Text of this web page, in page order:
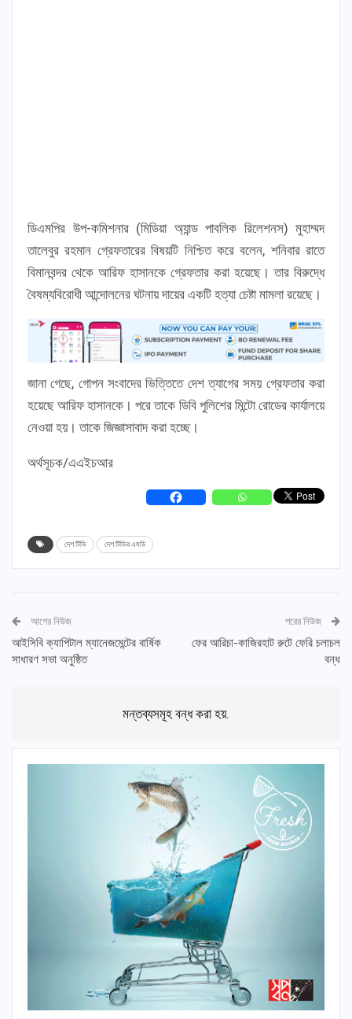
ডিএমপির উপ-কমিশনার (মিডিয়া অ্যান্ড পাবলিক রিলেশনস) মুহাম্মদ
তালেবুর রহমান গ্রেফতারের বিষয়টি নিশ্চিত করে বলেন, শনিবার রাতে
বিমানবন্দর থেকে আরিফ হাসানকে গ্রেফতার করা হয়েছে। তার বিরুদ্ধে
বৈষম্যবিরোধী আন্দোলনের ঘটনায় দায়ের একটি হত্যা চেষ্টা মামলা রয়েছে।
জানা গেছে, গোপন সংবাদের ভিত্তিতে দেশ ত্যাগের সময় গ্রেফতার করা
হয়েছে আরিফ হাসানকে। পরে তাকে ডিবি পুলিশের মিন্টো রোডের কার্যালয়ে
নেওয়া হয়। তাকে জিজ্ঞাসাবাদ করা হচ্ছে।
অর্থসূচক/এএইচআর
দেশ টিভি দেশ টিভির এমডি
আগের নিউজ
আইসিবি ক্যাপিটাল ম্যানেজমেন্টের বার্ষিক
সাধারণ সভা অনুষ্ঠিত
পরের নিউজ
ফের আরিচা-কাজিরহাট রুটে ফেরি চলাচল
বন্ধ
মন্তব্যসমূহ বন্ধ করা হয়.